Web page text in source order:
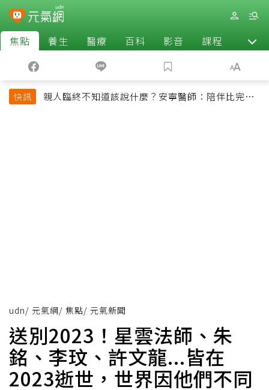
焦點 養生 醫療 百科 影音 課程 退休
快訊
親人臨終不知道該說什麼？安寧醫師：陪伴比完美
udn/ 元氣網/ 焦點/ 元氣新聞
送別2023！星雲法師、朱
銘、李玟、許文龍...皆在
2023逝世，世界因他們不同